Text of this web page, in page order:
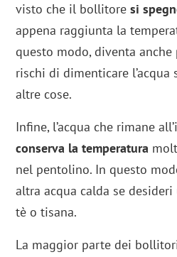
visto che il bollitoresi
appena raggiunta la
questo modo, diventa
rischi di dimenticare
altre cose.
Infine, l’acqua che rimane
conserva la temperatura
nel pentolino. In questo
altra acqua calda se
tè o tisana.
La maggior parte dei